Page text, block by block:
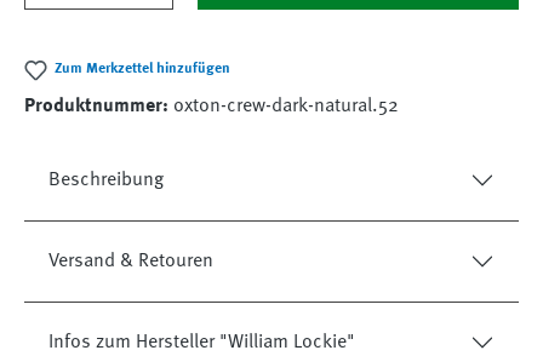
Zum Merkzettel hinzufügen
Produktnummer: oxton-crew-dark-natural.52
Beschreibung
Versand & Retouren
Infos zum Hersteller "William Lockie"